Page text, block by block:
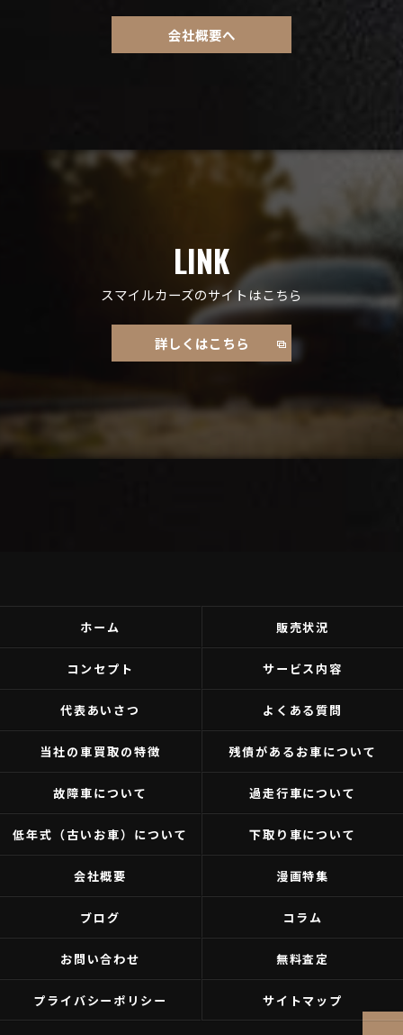
会社概要へ
LINK
スマイルカーズのサイトはこちら
詳しくはこちら
ホーム 販売状況
コンセプト サービス内容
代表あいさつ よくある質問
当社の車買取の特徴 残債があるお車について
故障車について 過走行車について
低年式（古いお車）について 下取り車について
会社概要 漫画特集
ブログ コラム
お問い合わせ 無料査定
プライバシーポリシー サイトマップ